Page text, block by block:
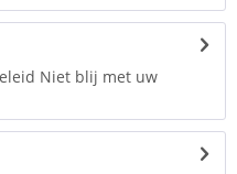
Niet blij met uw